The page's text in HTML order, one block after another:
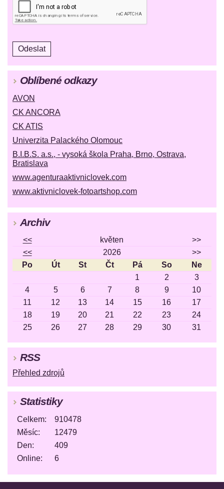
Oblíbené odkazy
AVON
CK ANCORA
CK ATIS
Univerzita Palackého Olomouc
B.I.B.S. a.s., - vysoká škola Praha, Brno, Ostrava,
Bratislava
www.agenturaaktivniclovek.com
www.aktivniclovek-fotoartshop.com
Archiv
<< květen
>>
<<
2026
>>
Po
Út St Čt Pá So
Ne
1
2
3
4
5 6 7 8 9
10
11
12 13 14 15 16
17
18
19 20 21 22 23
24
25
26 27 28 29 30 31
RSS
Přehled zdrojů
Statistiky
Online: 6
Celkem:
910478
Měsíc:
12479
Den:
409